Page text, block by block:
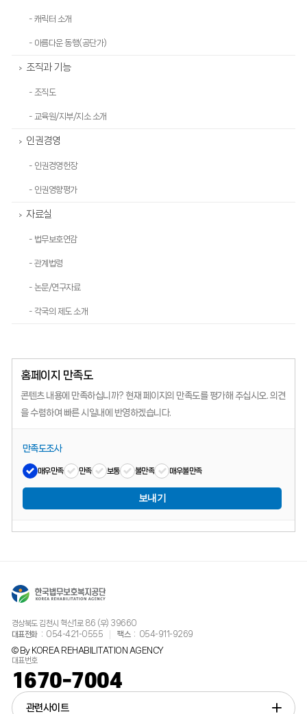
- 캐릭터 소개
- 아름다운 동행(공단가)
> 조직과 기능
- 조직도
- 교육원/지부/지소 소개
> 인권경영
- 인권경영헌장
- 인권영향평가
> 자료실
- 법무보호연감
- 관계법령
- 논문/연구자료
- 각국의 제도 소개
홈페이지 만족도
콘텐츠 내용에 만족하십니까? 현재 페이지의 만족도를 평가해 주십시오. 의견
을 수렴하여 빠른 시일내에 반영하겠습니다.
만족도조사
매우만족 만족 보통 불만족 매우불만족
보내기
경상북도 김천시 혁신1로 86 (우) 39660
대표전화
054-421-0555 팩스 054-911-9269
© By KOREA REHABILITATION AGENCY
대표번호
1670-7004
관련사이트